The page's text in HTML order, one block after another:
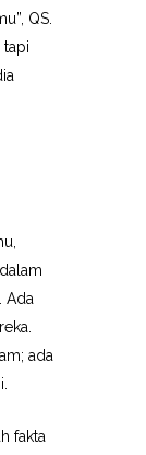
QS.
tapi
Ada
ada
fakta